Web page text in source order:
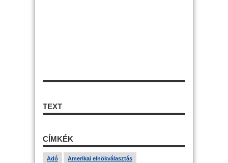
TEXT
CÍMKÉK
Adó Amerikai elnökválasztás